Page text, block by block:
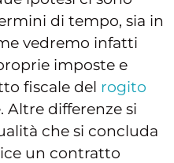
di tempo, sia in
vedremo infatti
imposte e
fiscale del rogito
Altre differenze si
che si concluda
un contratto